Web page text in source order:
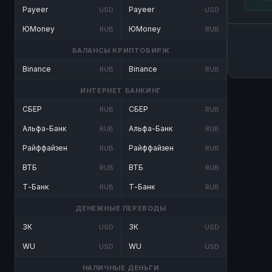
Payeer USD
ЮMoney RUB
Payeer USD
ЮMoney RUB
БАЛАНСЫ КРИПТОБИРЖ
Binance RUB Binance RUB
ИНТЕРНЕТ БАНКИНГ
СБЕР RUB
Альфа-Банк RUB
Райффайзен RUB
ВТБ RUB
Т-Банк RUB
СБЕР RUB
Альфа-Банк RUB
Райффайзен RUB
ВТБ RUB
Т-Банк RUB
ДЕНЕЖНЫЕ ПЕРЕВОДЫ
ЗК USD
WU USD
ЗК USD
WU USD
НАЛИЧНЫЕ ДЕНЬГИ